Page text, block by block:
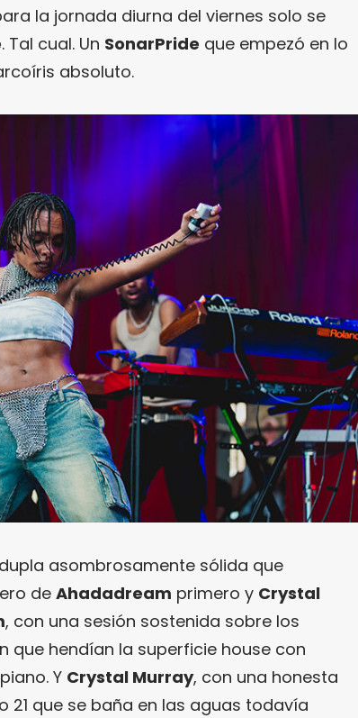
la jornada diurna del viernes solo se
. Tal cual. Un SonarPride que empezó en lo
absoluto.
asombrosamente sólida que
de Ahadadream primero y Crystal
, con una sesión sostenida sobre los
que hendían la superficie house con
Y Crystal Murray, con una honesta
21 que se baña en las aguas todavía